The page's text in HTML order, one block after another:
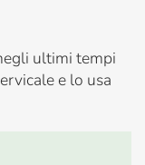
ultimi tempi
e lo usa